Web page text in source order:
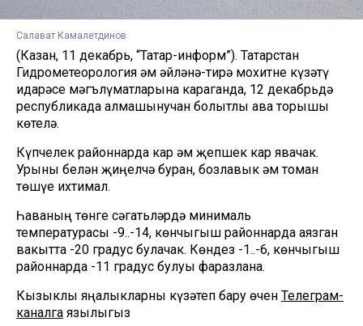
Салават Камалетдинов
(Казан, 11 декабрь, “Татар-информ”). Татарстан
Гидрометеорология һәм әйләнә-тирә мохитне күзәтү
идарәсе мәгълүматларына караганда, 12 декабрьдә
республикада алмашынучан болытлы һава торышы
көтелә.
Күпчелек районнарда кар һәм җепшек кар явачак.
Урыны белән җиңелчә буран, бозлавык һәм томан
төшүе ихтимал.
Һаваның төнге сәгатьләрдә минималь
температурасы -9..-14, көнчыгыш районнарда аязган
вакытта -20 градус булачак. Көндез -1..-6, көнчыгыш
районнарда -11 градус булуы фаразлана.
Кызыклы яңалыкларны күзәтеп бару өчен Телеграм-
каналга язылыгыз